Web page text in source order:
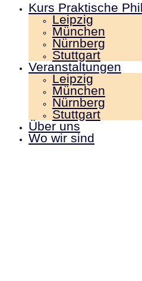
Kurs Praktische
Leipzig
München
Nürnberg
Stuttgart
Veranstaltungen
Leipzig
München
Nürnberg
Stuttgart
Über uns
Wo wir sind